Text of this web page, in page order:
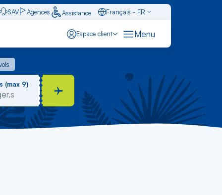
SAV Agences Assistance
Français - FR
Espace client Menu
vols
(max 9)